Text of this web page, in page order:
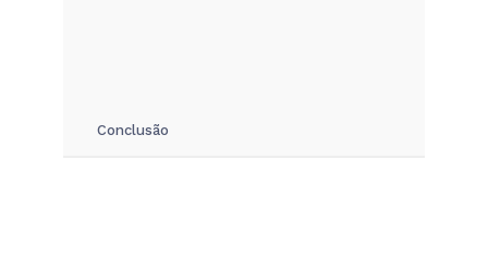
Conclusão